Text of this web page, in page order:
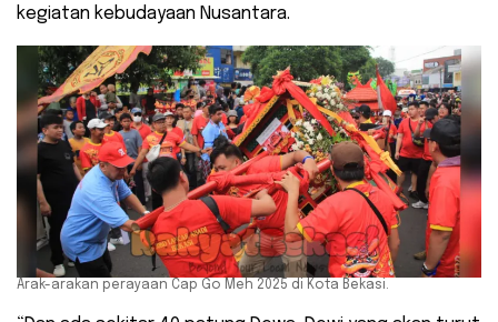
kegiatan kebudayaan Nusantara.
Arak-arakan perayaan Cap Go Meh 2025 di Kota Bekasi.